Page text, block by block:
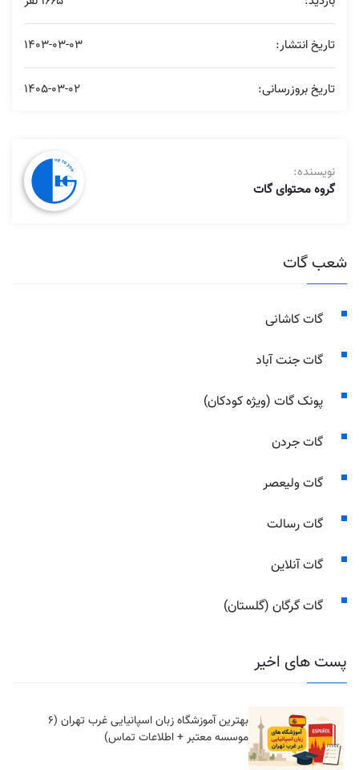
تاریخ انتشار: 1403-03-03
تاریخ بروزرسانی: 1405-03-02
نویسنده:
گروه محتوای گات
شعب گات
گات کاشانی
گات جنت آباد
پونک گات (ویژه کودکان)
گات جردن
گات ولیعصر
گات رسالت
گات آنلاین
گات گرگان (گلستان)
پست های اخیر
بهترین آموزشگاه زبان اسپانیایی غرب تهران (6
موسسه معتبر + اطلاعات تماس)